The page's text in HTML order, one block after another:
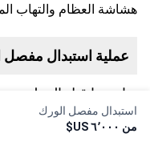
استبدال مفصل الورك
من ٦٬٠٠٠ US$
هشاشة العظام والتهاب
عملية استبدال
تدابير ما قبل العملية
إذا كنت تفكر في إجراء